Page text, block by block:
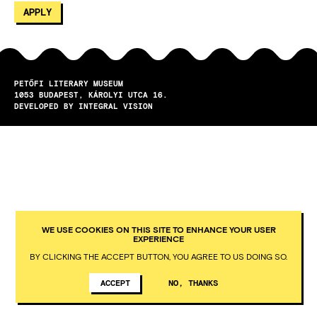
PETŐFI LITERARY MUSEUM
1053
BUDAPEST
KÁROLYI UTCA 16.
DEVELOPED BY INTEGRAL VISION
WE USE COOKIES ON THIS SITE TO ENHANCE YOUR USER
EXPERIENCE
BY CLICKING THE ACCEPT BUTTON, YOU AGREE TO US DOING SO.
ACCEPT NO, THANKS